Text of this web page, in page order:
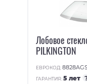
Лобовое
PILKINGTON
ЕВРОКОД:
ГАРАНТИЯ:5 лет